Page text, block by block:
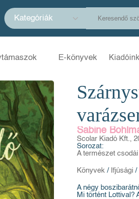
Kategóriák
E-könyvek Kiadóink
Sabine
Scolar Kiadó Kft.,
Sorozat:
A természet csodái
Könyvek / Ifjúsági /
A négy
Mi történt Lottival?